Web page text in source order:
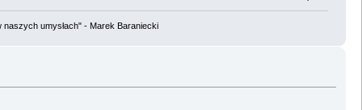
umysłach" - Marek Baraniecki